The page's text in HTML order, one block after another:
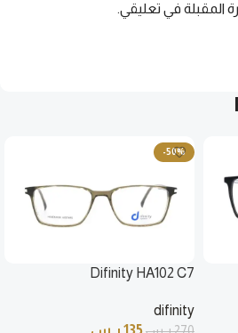
المقبلة في تعليقي.
-50%
Difinity HA102 C7
difinity
270ر.س135 ر.س